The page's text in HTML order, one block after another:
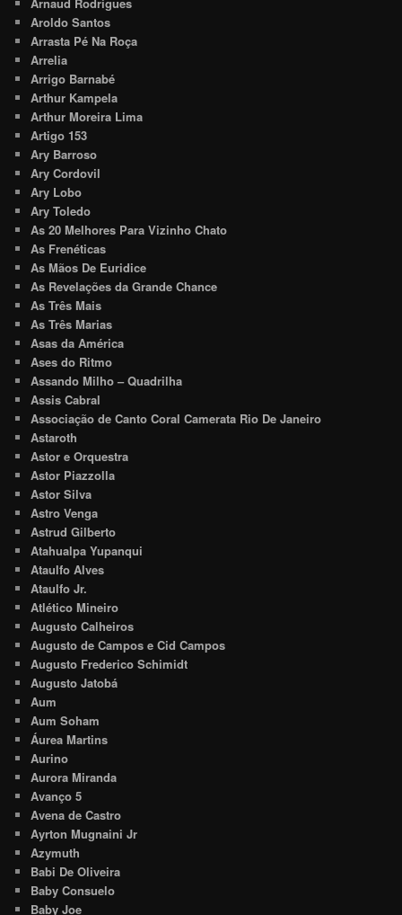
Aroldo Santos
Arrasta Pé Na Roça
Arrelia
Arrigo Barnabé
Arthur Kampela
Arthur Moreira Lima
Artigo 153
Ary Barroso
Ary Cordovil
Ary Lobo
Ary Toledo
As 20 Melhores Para Vizinho Chato
As Frenéticas
As Mãos De Euridice
As Revelações da Grande Chance
As Três Mais
As Três Marias
Asas da América
Ases do Ritmo
Assando Milho – Quadrilha
Assis Cabral
Associação de Canto Coral Camerata Rio De Janeiro
Astaroth
Astor e Orquestra
Astor Piazzolla
Astor Silva
Astro Venga
Astrud Gilberto
Atahualpa Yupanqui
Ataulfo Alves
Ataulfo Jr.
Atlético Mineiro
Augusto Calheiros
Augusto de Campos e Cid Campos
Augusto Frederico Schimidt
Augusto Jatobá
Aum
Aum Soham
Áurea Martins
Aurino
Aurora Miranda
Avanço 5
Avena de Castro
Ayrton Mugnaini Jr
Azymuth
Babi De Oliveira
Baby Consuelo
Baby Joe